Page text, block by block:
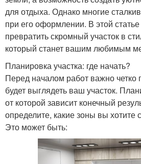
для отдыха. Однако многие
при его оформлении. В этой
превратить скромный участок в
который станет вашим любимым
Планировка участка: где начать?
Перед началом работ важно четко
будет выглядеть ваш участок.
от которой зависит конечный
определите, какие зоны вы хотите
Это может быть: